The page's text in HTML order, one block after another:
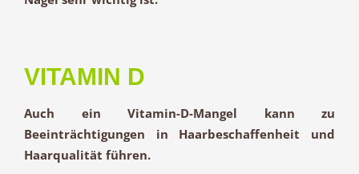
VITAMIN D
Auch ein Vitamin-D-Mangel kann zu
Beeinträchtigungen in Haarbeschaffenheit und
Haarqualität führen.